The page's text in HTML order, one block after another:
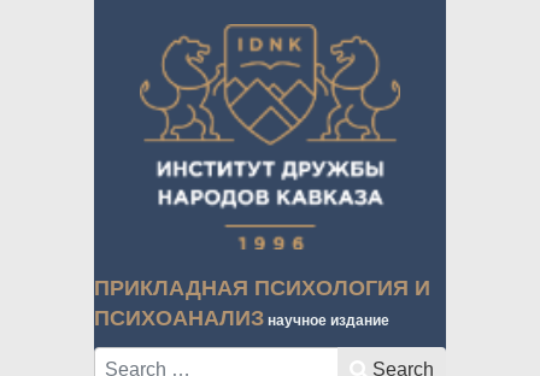
ПРИКЛАДНАЯ ПСИХОЛОГИЯ И
ПСИХОАНАЛИЗ научное издание
Search Search